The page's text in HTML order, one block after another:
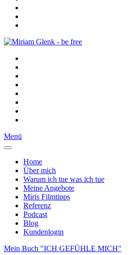
Menü
Home
Über mich
Warum ich tue was ich tue
Meine Angebote
Miris Filmtipps
Referenz
Podcast
Blog
Kundenlogin
Mein Buch "ICH GEFÜHLE MICH"